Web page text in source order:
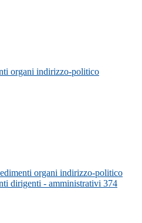
organi indirizzo-politico
organi indirizzo-politico
dirigenti - amministrativi 374